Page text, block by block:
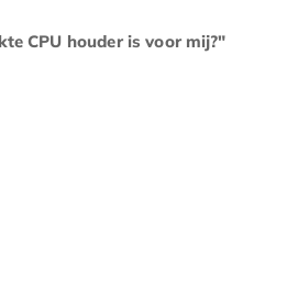
CPU houder is voor mij?"